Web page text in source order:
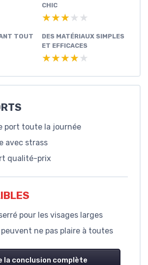
CHIC
★★★★★
★★★★★
TOUT
DES MATÉRIAUX SIMPLES
ET EFFICACES
★★★★★
★★★★★
port toute la journée
avec strass
qualité-prix
pour les visages larges
ne pas plaire à toutes
la conclusion complète